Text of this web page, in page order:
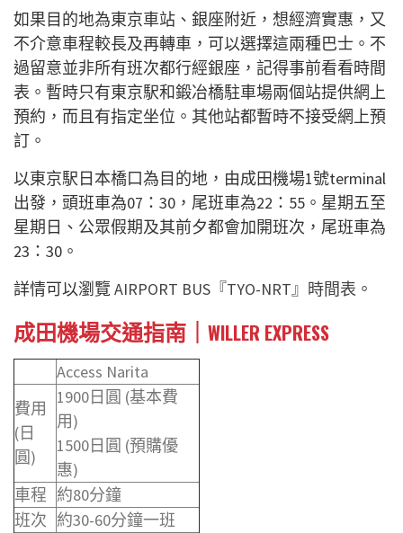
如果目的地為東京車站、銀座附近，想經濟實惠，又
不介意車程較長及再轉車，可以選擇這兩種巴士。不
過留意並非所有班次都行經銀座，記得事前看看時間
表。暫時只有東京駅和鍛冶橋駐車場兩個站提供網上
預約，而且有指定坐位。其他站都暫時不接受網上預
訂。
以東京駅日本橋口為目的地，由成田機場1號terminal
出發，頭班車為07：30，尾班車為22：55。星期五至
星期日、公眾假期及其前夕都會加開班次，尾班車為
23：30。
詳情可以瀏覽AIRPORT BUS『TYO-NRT』時間表 。
成田機場交通指南｜ WILLER EXPRESS
Access Narita
費用
(日
圓)
1900日圓 (基本費
用)
1500日圓 (預購優
惠)
車程 約80分鐘
班次 約30-60分鐘一班